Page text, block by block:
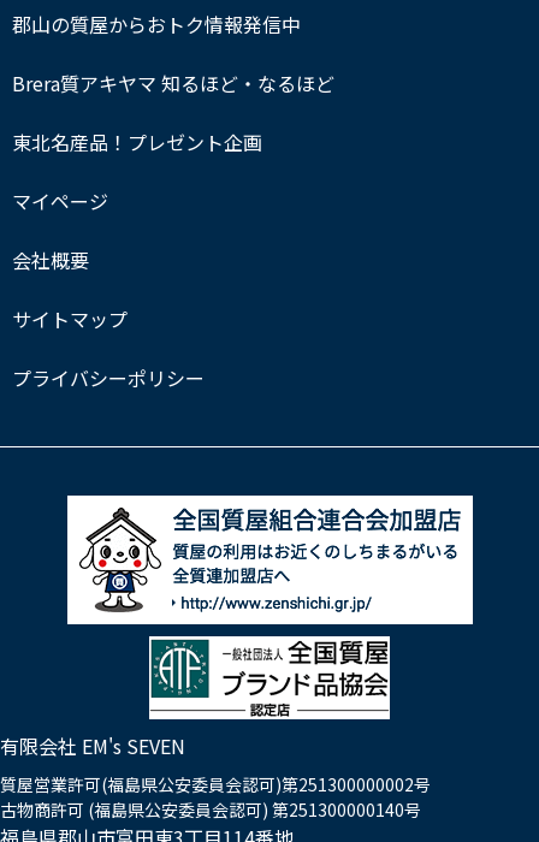
郡山の質屋からおトク情報発信中
Brera質アキヤマ 知るほど・なるほど
東北名産品！プレゼント企画
マイページ
会社概要
サイトマップ
プライバシーポリシー
有限会社 EM's SEVEN
質屋営業許可(福島県公安委員会認可)第251300000002号
古物商許可 (福島県公安委員会認可) 第251300000140号